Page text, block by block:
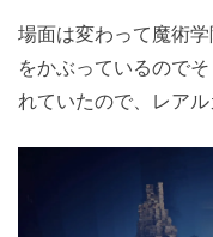
場面は変わって魔術
をかぶっているので
れていたので、レアル